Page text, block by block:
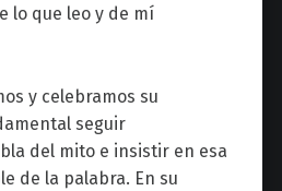
lo que leo y de mí
y celebramos su
seguir
del mito e insistir en esa
de la palabra. En su